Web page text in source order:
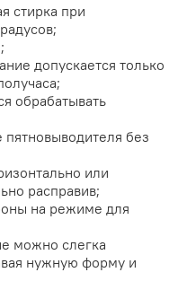
стирка при
допускается только
обрабатывать
без
или
расправив;
на режиме для
можно слегка
нужную форму и